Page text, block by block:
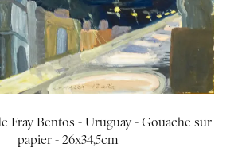
Fray Bentos - Uruguay - Gouache sur
papier - 26x34,5cm